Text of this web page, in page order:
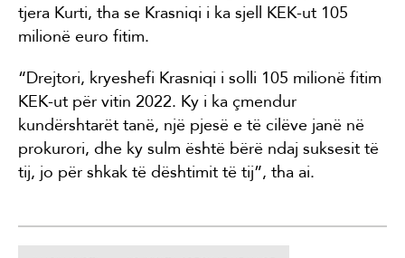
tjera Kurti, tha se Krasniqi i ka sjell KEK-ut 105
milionë euro fitim.
“Drejtori, kryeshefi Krasniqi i solli 105 milionë fitim
KEK-ut për vitin 2022. Ky i ka çmendur
kundërshtarët tanë, një pjesë e të cilëve janë në
prokurori, dhe ky sulm është bërë ndaj suksesit të
tij, jo për shkak të dështimit të tij”, tha ai.